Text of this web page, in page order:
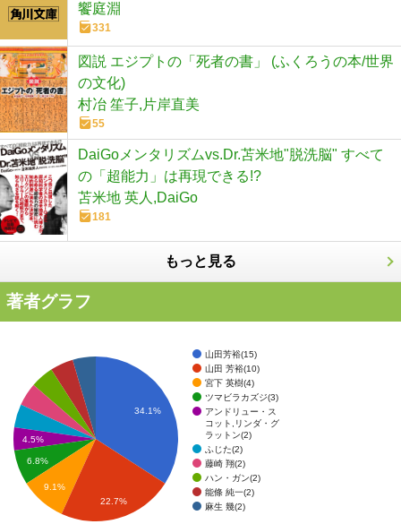
饗庭淵
331
図説 エジプトの「死者の書」 (ふくろうの本/世界
の文化)
村冶 笙子,片岸直美
55
DaiGoメンタリズムvs.Dr.苫米地"脱洗脳" すべて
の「超能力」は再現できる!?
苫米地 英人,DaiGo
181
もっと見る
著者グラフ
山田芳裕(15)
山田 芳裕(10)
宮下 英樹(4)
ツマビラカズジ(3)
アンドリュー・ス
コット,リンダ・グ
ラットン(2)
ふじた(2)
藤崎 翔(2)
ハン・ガン(2)
能條 純一(2)
麻生 幾(2)
34.1%
4.5%
6.8%
9.1%
22.7%